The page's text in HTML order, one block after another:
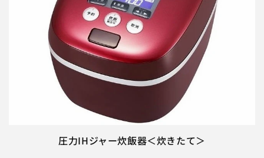
圧力IHジャー炊飯器＜炊きたて＞